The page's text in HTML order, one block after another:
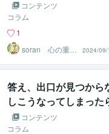
隔法術ヒーリング
コンテンツ
コラム
1
soran 心の重荷
を下ろせるヒー
リング
2024/09/
答え、出口が見つから
しこうなってしまっ
解ける遠隔法術ヒーリ
コンテンツ
コラム